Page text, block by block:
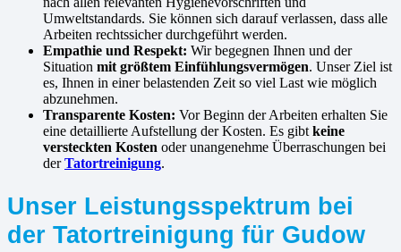
Umweltstandards. Sie können sich darauf verlassen, dass alle
Arbeiten rechtssicher durchgeführt werden.
Empathie und Respekt: Wir begegnen Ihnen und der
Situation mit größtem Einfühlungsvermögen. Unser Ziel ist
es, Ihnen in einer belastenden Zeit so viel Last wie möglich
abzunehmen.
Transparente Kosten: Vor Beginn der Arbeiten erhalten Sie
eine detaillierte Aufstellung der Kosten. Es gibt keine
versteckten Kosten oder unangenehme Überraschungen bei
derTatortreinigung.
Unser Leistungsspektrum bei
der Tatortreinigung für Gudow